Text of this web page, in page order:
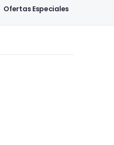
Ofertas Especiales